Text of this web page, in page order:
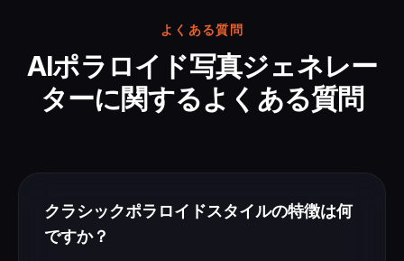
よくある質問
AIポラロイド写真ジェネレー
ターに関するよくある質問
クラシックポラロイドスタイルの特徴は何
ですか？